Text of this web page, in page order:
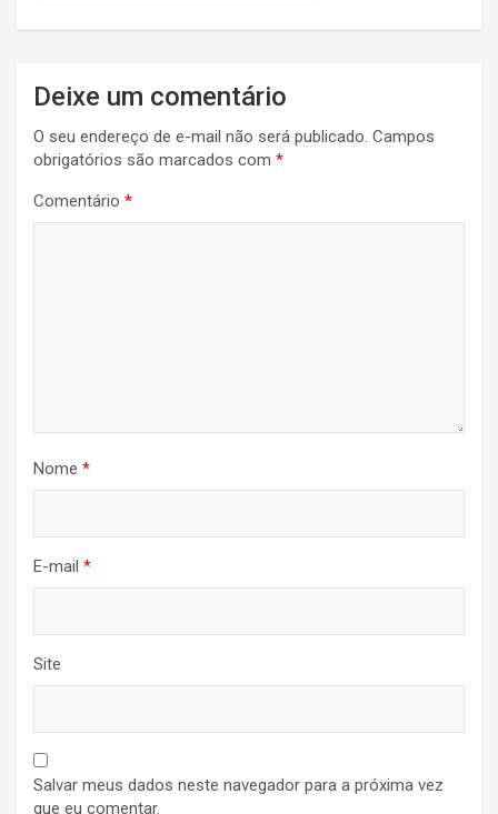
Navegação
de
Post
Deixe um comentário
O seu endereço de e-mail não será publicado. Campos
obrigatórios são marcados com *
Comentário *
Nome *
E-mail *
Site
Salvar meus dados neste navegador para a próxima vez
que eu comentar.